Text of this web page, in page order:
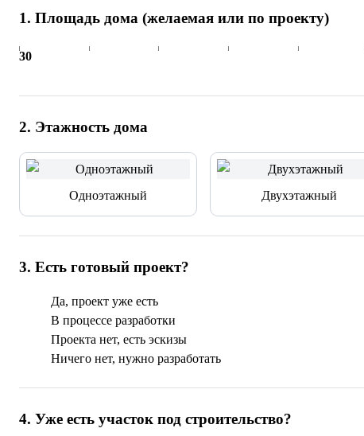
1. Площадь дома (желаемая или по проекту)
30
2. Этажность дома
Одноэтажный Двухэтажный
3. Есть готовый проект?
Да, проект уже есть
В процессе разработки
Проекта нет, есть эскизы
Ничего нет, нужно разработать
4. Уже есть участок под строительство?